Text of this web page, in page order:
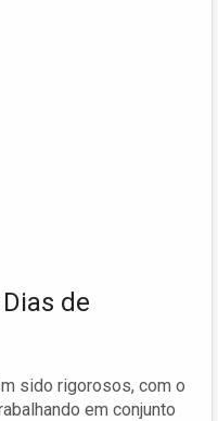
de
sido rigorosos, com o
em conjunto